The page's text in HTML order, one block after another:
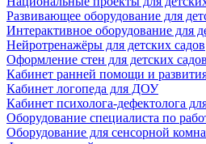
Развивающее оборудование для
Интерактивное оборудование для
Нейротренажёры для детских садов
Оформление стен для детских садов
Кабинет ранней помощи и
Кабинет логопеда для ДОУ
Кабинет психолога-дефектолога
Оборудование специалиста по
Оборудование для сенсорной